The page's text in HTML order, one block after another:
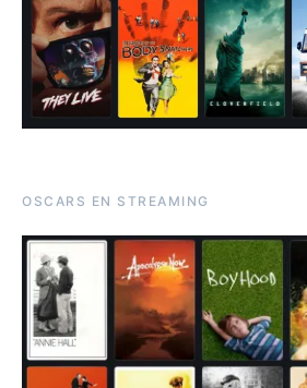
OSCARS EN STREAMING